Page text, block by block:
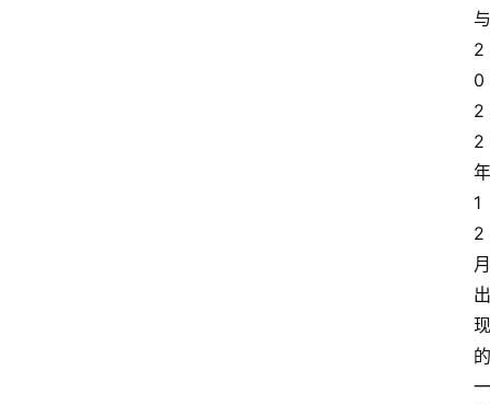
与
2
0
2
2
年
1
2
月
出
现
的
一